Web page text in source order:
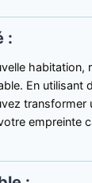
:
habitation,
En utilisant
transformer
empreinte